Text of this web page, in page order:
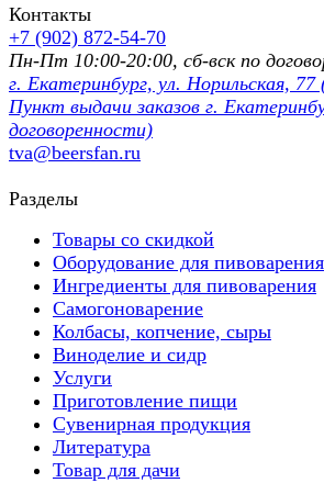
Контакты
+7 (902) 872-54-70
Пн-Пт 10:00-20:00, сб-вск по
г. Екатеринбург, ул. Норильская, 77
Пункт выдачи заказов г.
договоренности)
tva@beersfan.ru
Разделы
Товары со скидкой
Оборудование для пивоварения
Ингредиенты для пивоварения
Самогоноварение
Колбасы, копчение, сыры
Виноделие и сидр
Услуги
Приготовление пищи
Сувенирная продукция
Литература
Товар для дачи